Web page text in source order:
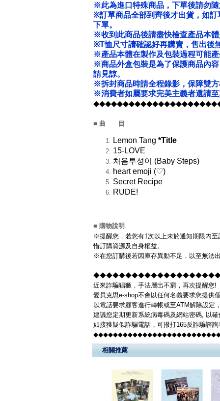
※此為進口特殊商品，下單後請勿
※訂單商品全部到齊後才出貨，如
下單。
※收到此商品後請盡快檢查產品本
※T恤尺寸請確認好再購賣，售出後
※產品本體在製作及包裝過程可能
※商品外盒包裝是為了保護商品內
請見諒。
※拆封商品時請全程錄影，保障雙
※消費者如屬要求完美主義者還請
■ 曲 目
Lemon Tang *Title
15-LOVE
처음투성이 (Baby Steps)
heart emoji (♡)
Secret Recipe
RUDE!
■ 購物說明
※提醒您，若您有1次以上未於通知期限內
惜訂購資源及自身權益。
※在您訂購後若因庫存異動不足，以至無法
近來詐騙猖獗，手法層出不窮，再次提醒您!
愛貝克思e-shop不會以任何名義要求您提供
以電話要求顧客進行轉帳或至ATM解除設定
建議您定期更新系統病毒碼及網站密碼, 以
如接獲疑似詐騙電話，可撥打165反詐騙諮
相關推薦